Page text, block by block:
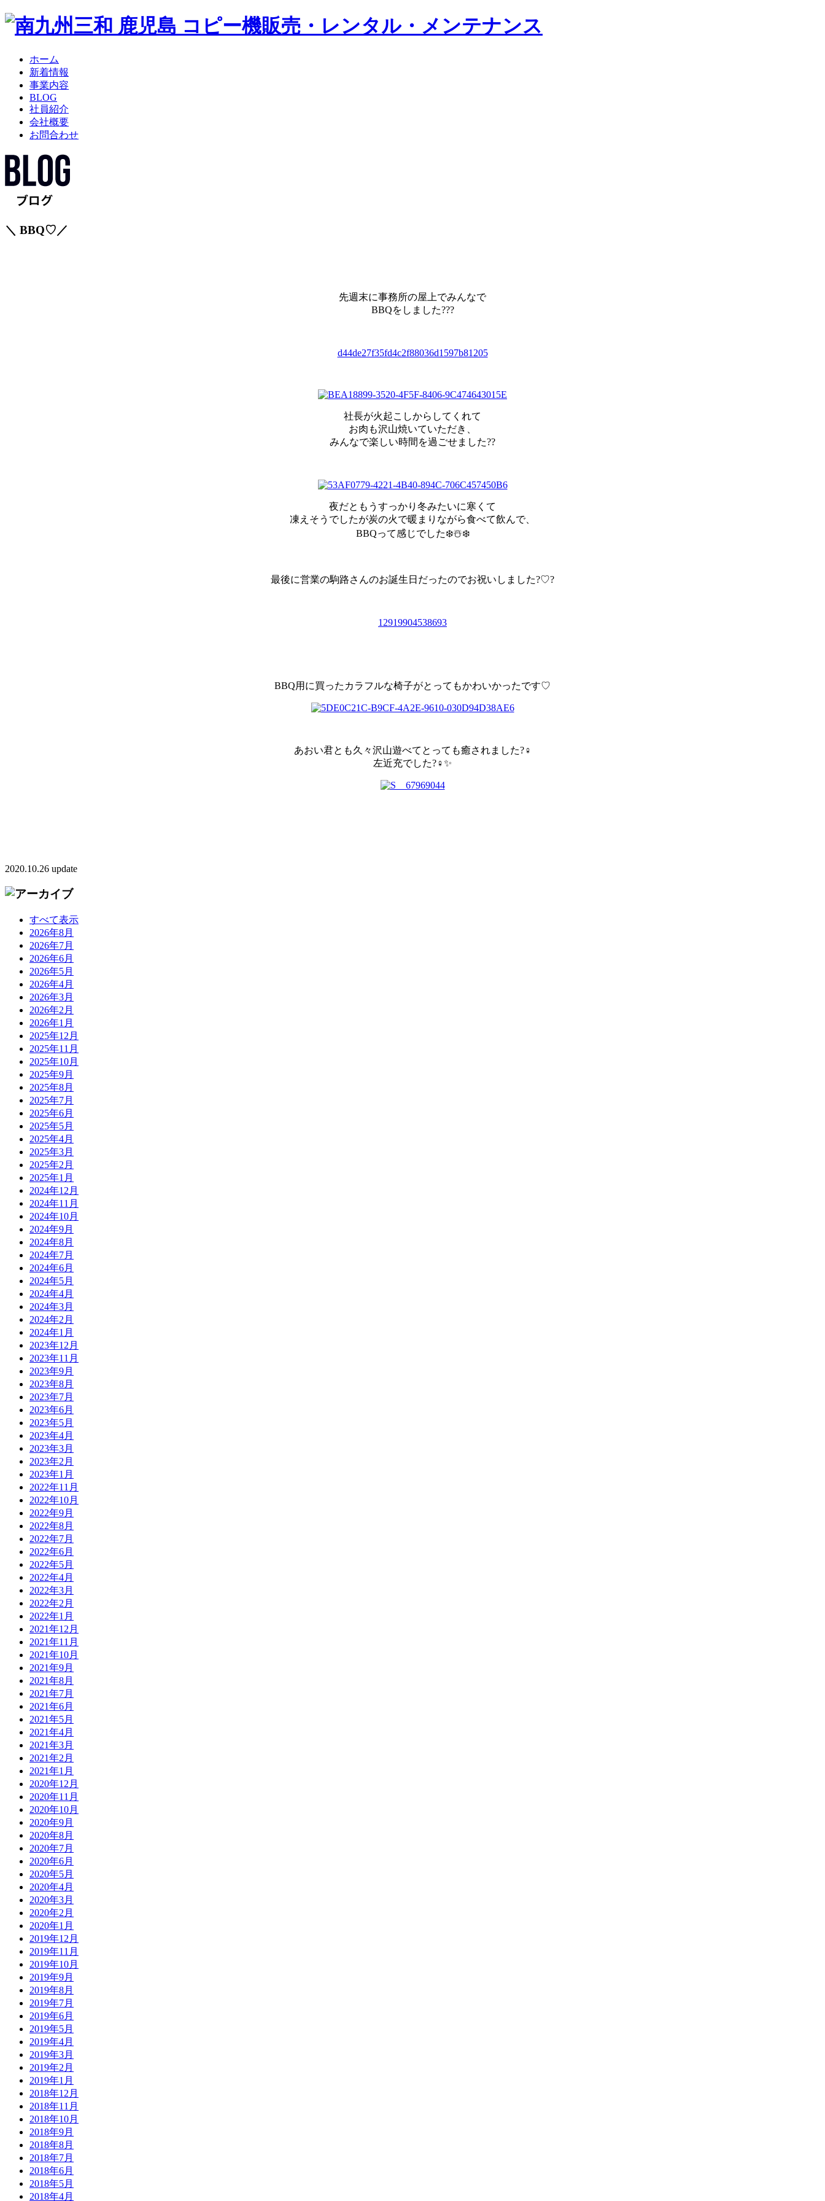
ホーム
新着情報
事業内容
BLOG
社員紹介
会社概要
お問合わせ
＼ BBQ♡／
先週末に事務所の屋上でみんなで
BBQをしました???
d44de27f35fd4c2f88036d1597b81205
社長が火起こしからしてくれて
お肉も沢山焼いていただき、
みんなで楽しい時間を過ごせました??
夜だともうすっかり冬みたいに寒くて
凍えそうでしたが炭の火で暖まりながら食べて飲んで、
BBQって感じでした❄️☃️❄️
最後に営業の駒路さんのお誕生日だったのでお祝いしました?♡?
12919904538693
BBQ用に買ったカラフルな椅子がとってもかわいかったです♡
あおい君とも久々沢山遊べてとっても癒されました?‍♀️
左近充でした?‍♀️✨
2020.10.26 update
すべて表示
2026年8月
2026年7月
2026年6月
2026年5月
2026年4月
2026年3月
2026年2月
2026年1月
2025年12月
2025年11月
2025年10月
2025年9月
2025年8月
2025年7月
2025年6月
2025年5月
2025年4月
2025年3月
2025年2月
2025年1月
2024年12月
2024年11月
2024年10月
2024年9月
2024年8月
2024年7月
2024年6月
2024年5月
2024年4月
2024年3月
2024年2月
2024年1月
2023年12月
2023年11月
2023年9月
2023年8月
2023年7月
2023年6月
2023年5月
2023年4月
2023年3月
2023年2月
2023年1月
2022年11月
2022年10月
2022年9月
2022年8月
2022年7月
2022年6月
2022年5月
2022年4月
2022年3月
2022年2月
2022年1月
2021年12月
2021年11月
2021年10月
2021年9月
2021年8月
2021年7月
2021年6月
2021年5月
2021年4月
2021年3月
2021年2月
2021年1月
2020年12月
2020年11月
2020年10月
2020年9月
2020年8月
2020年7月
2020年6月
2020年5月
2020年4月
2020年3月
2020年2月
2020年1月
2019年12月
2019年11月
2019年10月
2019年9月
2019年8月
2019年7月
2019年6月
2019年5月
2019年4月
2019年3月
2019年2月
2019年1月
2018年12月
2018年11月
2018年10月
2018年9月
2018年8月
2018年7月
2018年6月
2018年5月
2018年4月